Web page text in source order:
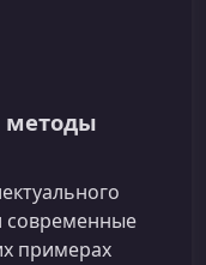
методы
современные
примерах